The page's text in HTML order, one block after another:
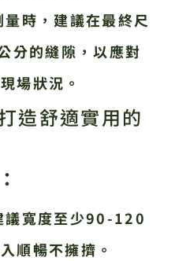
量時，建議在最終尺
分的縫隙，以應對
場狀況。
造舒適實用的
議寬度至少90-120
順暢不擁擠。